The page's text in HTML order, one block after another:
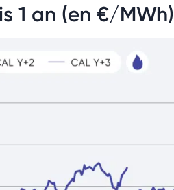
1 an (en €/MWh)